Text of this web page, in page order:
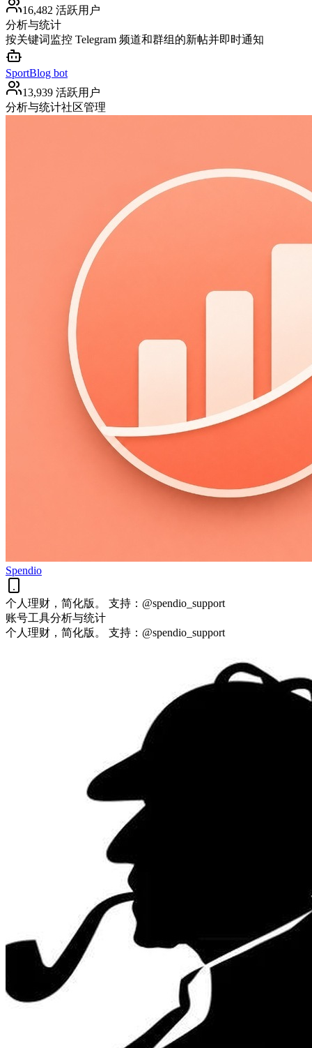
16,482 活跃用户
分析与统计
按关键词监控 Telegram 频道和群组的新帖并即时通知
SportBlog bot
13,939 活跃用户
分析与统计社区管理
Spendio
个人理财，简化版。 支持：@spendio_support
账号工具分析与统计
个人理财，简化版。 支持：@spendio_support